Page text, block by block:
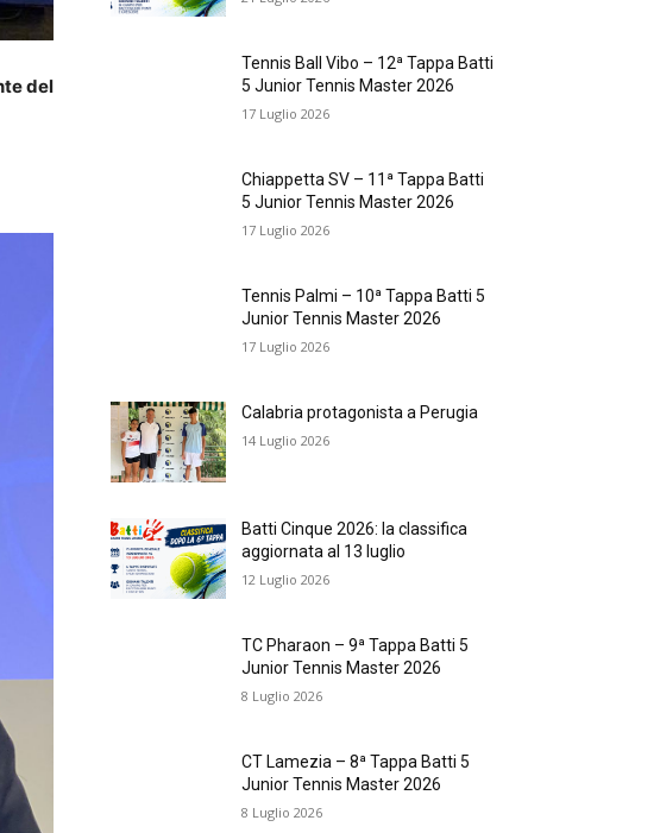
del
Tennis Ball Vibo – 12ª Tappa Batti
5 Junior Tennis Master 2026
17 Luglio 2026
Chiappetta SV – 11ª Tappa Batti
5 Junior Tennis Master 2026
17 Luglio 2026
Tennis Palmi – 10ª Tappa Batti 5
Junior Tennis Master 2026
17 Luglio 2026
Calabria protagonista a Perugia
14 Luglio 2026
Batti Cinque 2026: la classifica
aggiornata al 13 luglio
12 Luglio 2026
TC Pharaon – 9ª Tappa Batti 5
Junior Tennis Master 2026
8 Luglio 2026
CT Lamezia – 8ª Tappa Batti 5
Junior Tennis Master 2026
8 Luglio 2026